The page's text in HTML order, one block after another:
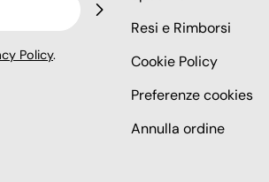
Policy.
Resi e Rimborsi
Cookie Policy
Preferenze cookies
Annulla ordine